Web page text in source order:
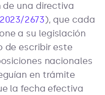
de una directiva
2673), que cada
a su legislación
de escribir este
nacionales
en trámite
la fecha efectiva